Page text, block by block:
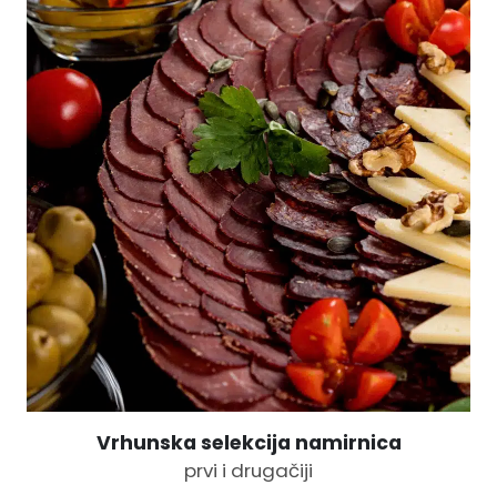
Vrhunska selekcija namirnica
prvi i drugačiji